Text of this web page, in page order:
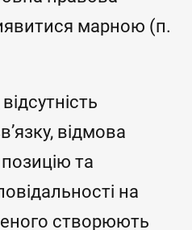
марною (п.
відмова
та
на
створюють